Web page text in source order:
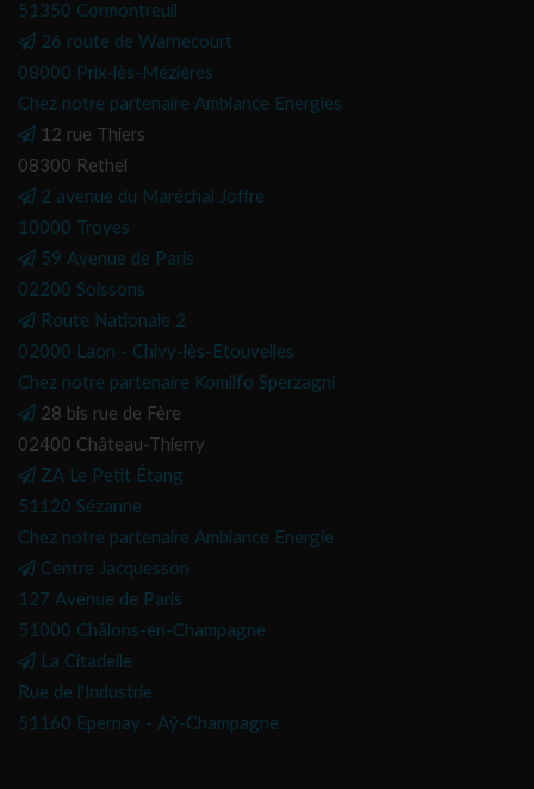
51350 Cormontreuil
26 route de Warnecourt
08000 Prix-lès-Mézières
Chez notre partenaire Ambiance Energies
12 rue Thiers
08300 Rethel
2 avenue du Maréchal Joffre
10000 Troyes
59 Avenue de Paris
02200 Soissons
Route Nationale 2
02000 Laon - Chivy-lès-Etouvelles
Chez notre partenaire Komilfo Sperzagni
28 bis rue de Fère
02400 Château-Thierry
ZA Le Petit Étang
51120 Sézanne
Chez notre partenaire Ambiance Energie
Centre Jacquesson
127 Avenue de Paris
51000 Châlons-en-Champagne
La Citadelle
Rue de l'Industrie
51160 Epernay - Aÿ-Champagne